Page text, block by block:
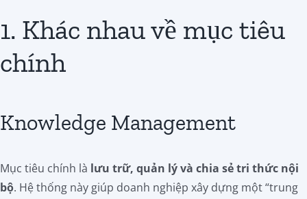
1. Khác nhau về mục tiêu
chính
Knowledge Management
Mục tiêu chính là lưu trữ, quản lý và chia sẻ tri thức nội
bộ. Hệ thống này giúp doanh nghiệp xây dựng một “trung